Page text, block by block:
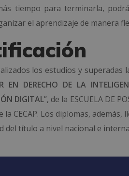
tiempo para terminarla,
el aprendizaje de manera
los estudios y
EN DERECHO DE LA
DIGITAL”, de la ESCUELA DE
la CECAP. Los diplomas,
del título a nivel nacional e